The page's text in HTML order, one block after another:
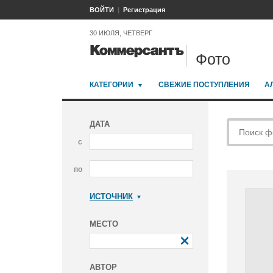
ВОЙТИ Регистрация
30 ИЮЛЯ, ЧЕТВЕРГ
Фото
КАТЕГОРИИ СВЕЖИЕ ПОСТУПЛЕНИЯ
ДАТА
с
по
ИСТОЧНИК
МЕСТО
АВТОР